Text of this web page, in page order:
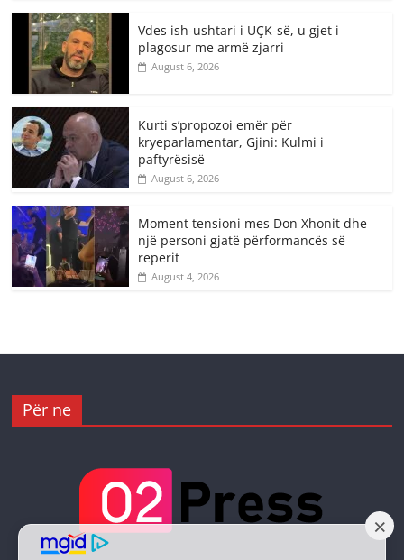
Vdes ish-ushtari i UÇK-së, u gjet i
plagosur me armë zjarri
August 6, 2026
Kurti s’propozoi emër për
kryeparlamentar, Gjini: Kulmi i
paftyrësisë
August 6, 2026
Moment tensioni mes Don Xhonit dhe
një personi gjatë përformancës së
reperit
August 4, 2026
Për ne